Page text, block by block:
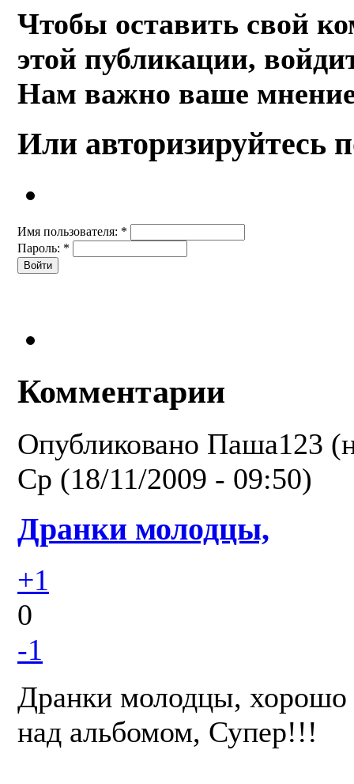
Чтобы оставить свой
этой публикации,
Нам важно ваше
Или авторизируйтесь
Имя пользователя: *
Пароль: *
Комментарии
Опубликовано Паша123
Ср (18/11/2009 - 09:50)
Дранки молодцы,
+1
0
-1
Дранки молодцы, хорошо
над альбомом, Супер!!!